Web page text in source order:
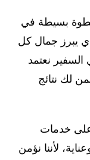
بسيطة في
يبرز جمال كل
نعتمد
لك نتائج
خدمات
لأننا نؤمن